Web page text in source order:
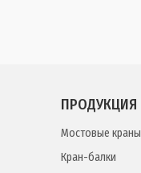
ПРОДУКЦИЯ
Мостовые краны
Кран-балки